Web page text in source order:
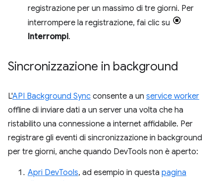
registrazione per un massimo di tre giorni. Per
interrompere la registrazione, fai clic su
Interrompi.
Sincronizzazione in background
L'API Background Sync consente a un service worker
offline di inviare dati a un server una volta che ha
ristabilito una connessione a internet affidabile. Per
registrare gli eventi di sincronizzazione in background
per tre giorni, anche quando DevTools non è aperto:
Apri DevTools, ad esempio in questa pagina